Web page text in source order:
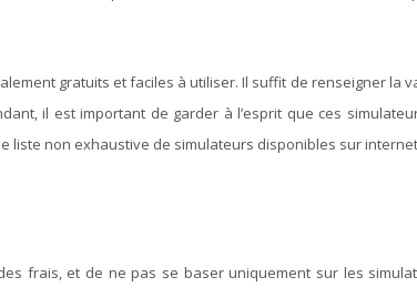
gratuits et faciles à utiliser. Il suffit de renseigner la
il est important de garder à l’esprit que ces
liste non exhaustive de simulateurs disponibles sur
frais, et de ne pas se baser uniquement sur les